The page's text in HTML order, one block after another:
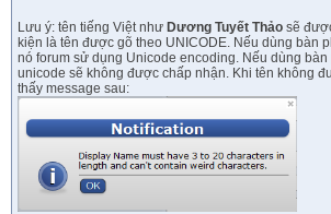
Lưu ý: tên tiếng Việt như Dương Tuyết Thảo sẽ
kiện là tên được gõ theo UNICODE. Nếu dùng bàn
nó forum sử dụng Unicode encoding. Nếu dùng
unicode sẽ không được chấp nhận. Khi tên không
thấy message sau: